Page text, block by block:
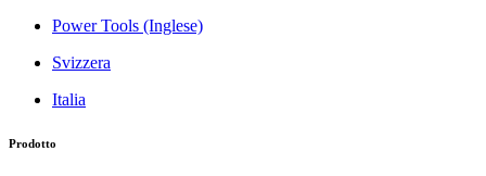
Power Tools (Inglese)
Svizzera
Italia
Prodotto